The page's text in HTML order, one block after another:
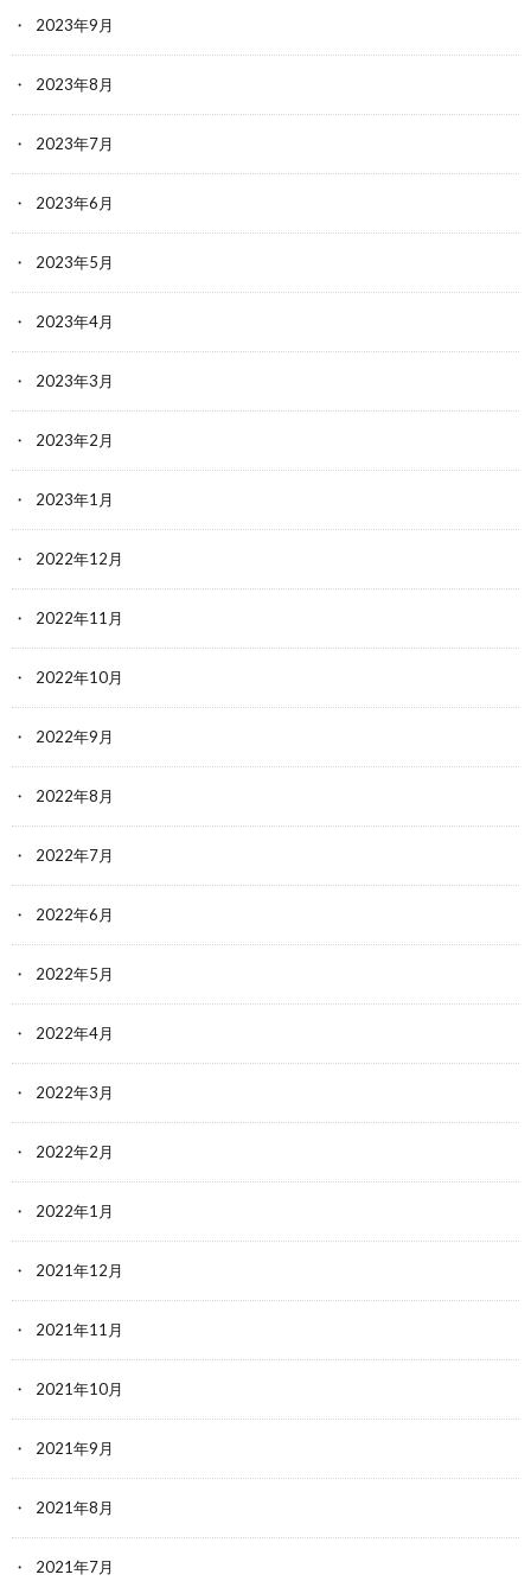
2023年9月
2023年8月
2023年7月
2023年6月
2023年5月
2023年4月
2023年3月
2023年2月
2023年1月
2022年12月
2022年11月
2022年10月
2022年9月
2022年8月
2022年7月
2022年6月
2022年5月
2022年4月
2022年3月
2022年2月
2022年1月
2021年12月
2021年11月
2021年10月
2021年9月
2021年8月
2021年7月